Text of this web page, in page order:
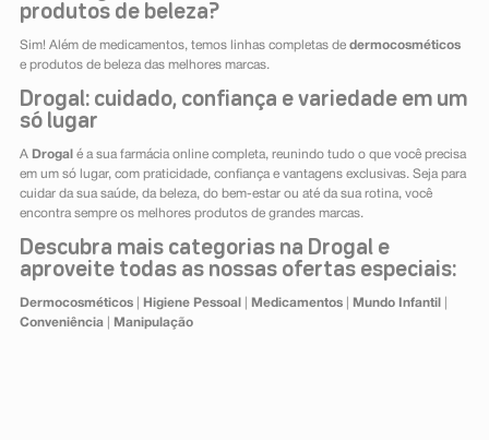
produtos de beleza?
Sim! Além de medicamentos, temos linhas completas de dermocosméticos
e produtos de beleza das melhores marcas.
Drogal: cuidado, confiança e variedade em um
só lugar
A Drogal é a sua farmácia online completa, reunindo tudo o que você precisa
em um só lugar, com praticidade, confiança e vantagens exclusivas. Seja para
cuidar da sua saúde, da beleza, do bem-estar ou até da sua rotina, você
encontra sempre os melhores produtos de grandes marcas.
Descubra mais categorias na Drogal e
aproveite todas as nossas ofertas especiais:
Dermocosméticos| Higiene Pessoal Medicamentos| Mundo Infantil
Conveniência| Manipulação